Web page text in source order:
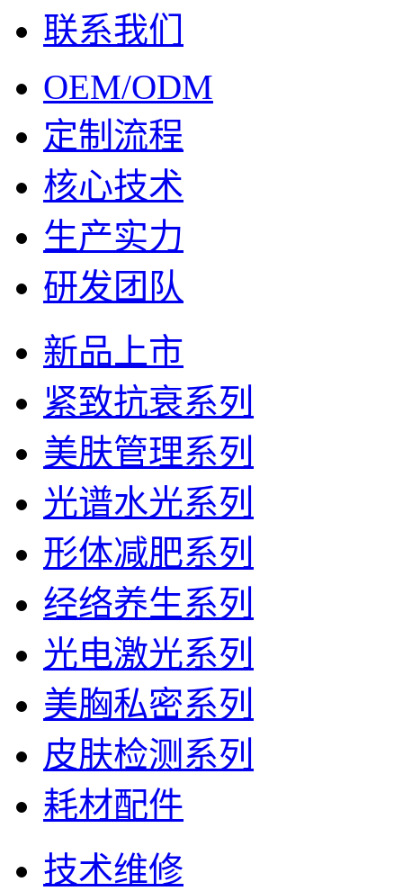
联系我们
OEM/ODM
定制流程
核心技术
生产实力
研发团队
新品上市
紧致抗衰系列
美肤管理系列
光谱水光系列
形体减肥系列
经络养生系列
光电激光系列
美胸私密系列
皮肤检测系列
耗材配件
技术维修